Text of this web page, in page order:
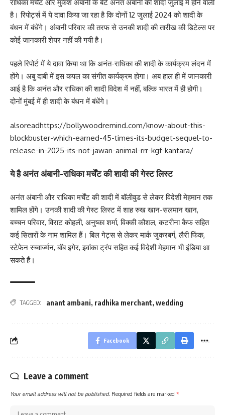
राधिका मर्चेंट और मुकेश अंबानी के बेटे अनंत अंबानी की शादी जुलाई में होने वाली
है। रिपोर्ट्स में ये दावा किया जा रहा है कि दोनों 12 जुलाई 2024 को शादी के
बंधन में बंधेंगे। अंबानी परिवार की तरफ से उनकी शादी की तारीख की डिटेल्स पर
कोई जानकारी शेयर नहीं की गयी है।
पहले रिपोर्ट में ये दावा किया था कि अनंत-राधिका की शादी के कार्यक्रम लंदन में
होंगे। अबु दाबी में इस कपल का संगीत कार्यक्रम होगा। अब हाल ही में जानकारी
आई है कि अनंत और राधिका की शादी विदेश में नहीं, बल्कि भारत में ही होगी।
दोनों मुंबई में ही शादी के बंधन में बंधेंगे।
alsoreadhttps://bollywoodremind.com/know-about-this-
blockbuster-which-earned-45-times-its-budget-sequel-to-
release-in-2025-its-not-jawan-animal-rrr-kgf-kantara/
ये है अनंत अंबानी-राधिका मर्चेंट की शादी की गेस्ट लिस्ट
अनंत अंबानी और राधिका मर्चेंट की शादी में बॉलीवुड से लेकर विदेशी मेहमान तक
शामिल होंगे। उनकी शादी की गेस्ट लिस्ट में शाह रुख खान-सलमान खान,
बच्चन परिवार, विराट कोहली, अनुष्का शर्मा, विक्की कौशल, कटरीना कैफ सहित
कई सितारों के नाम शामिल हैं। बिल गेट्स से लेकर मार्क जुकरबर्ग, लैरी फिंक,
स्टेफेन स्च्वार्ज्मन, बॉब इगेर, इवांका ट्रंप सहित कई विदेशी मेहमान भी इंडिया आ
सकते हैं।
TAGGED: anant ambani, radhika merchant, wedding
Facebook
Leave a comment
Your email address will not be published. Required fields are marked *